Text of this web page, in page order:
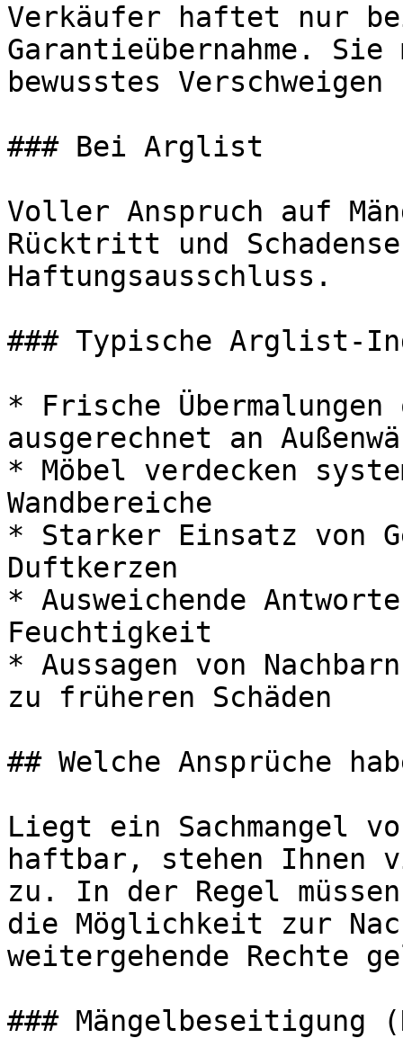
Verkäufer haftet nur
Garantieübernahme. Sie
bewusstes Verschweigen
### Bei Arglist
Voller Anspruch auf
Rücktritt und
Haftungsausschluss.
### Typische Arglist-
* Frische Übermalungen
ausgerechnet an
* Möbel verdecken
Wandbereiche
* Starker Einsatz von
Duftkerzen
* Ausweichende
Feuchtigkeit
* Aussagen von
zu früheren Schäden
## Welche Ansprüche
Liegt ein Sachmangel
haftbar, stehen Ihnen
zu. In der Regel
die Möglichkeit zur
weitergehende Rechte
### Mängelbeseitigung